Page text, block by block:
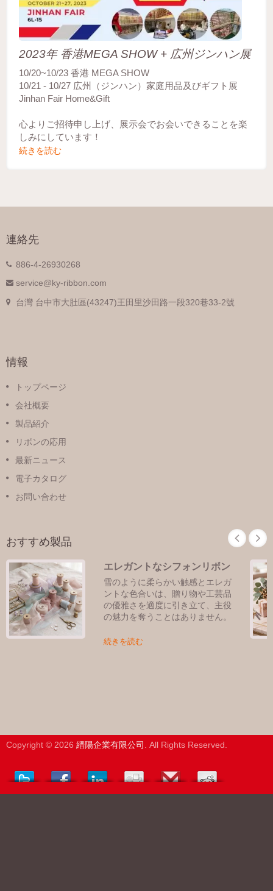
2023年 香港MEGA SHOW + 広州ジンハン展
10/20~10/23 香港 MEGA SHOW
10/21 - 10/27 広州（ジンハン）家庭用品及びギフト展
Jinhan Fair Home&Gift
心よりご招待申し上げ、展示会でお会いできることを楽
しみにしています！
続きを読む
連絡先
886-4-26930268
service@ky-ribbon.com
台灣 台中市大肚區(43247)王田里沙田路一段320巷33-2號
情報
トップページ
会社概要
製品紹介
リボンの応用
最新ニュース
電子カタログ
お問い合わせ
おすすめ製品
エレガントなシフォンリボン
雪のように柔らかい触感とエレガ
ントな色合いは、贈り物や工芸品
の優雅さを適度に引き立て、主役
の魅力を奪うことはありません。
続きを読む
Copyright © 2026 縉陽企業有限公司 . All Rights Reserved.